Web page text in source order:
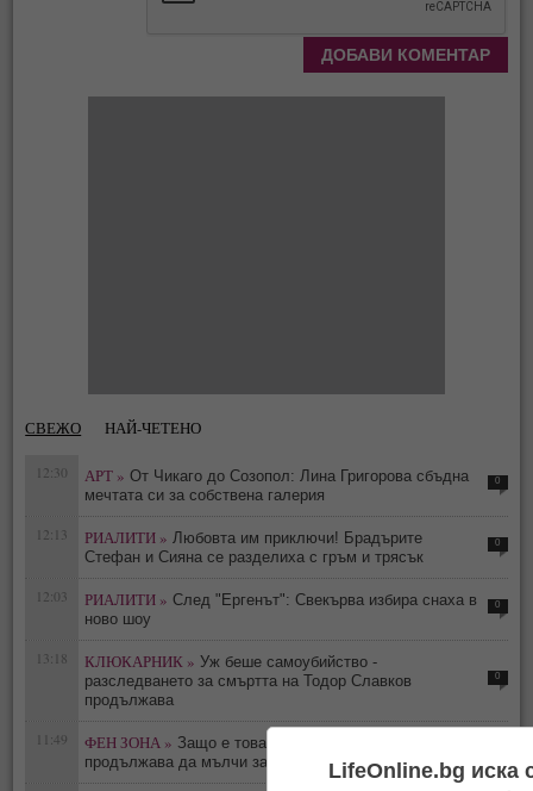
СВЕЖО НАЙ-ЧЕТЕНО
12:30 АРТ » От Чикаго до Созопол: Лина Григорова сбъдна
мечтата си за собствена галерия
0
12:13 РИАЛИТИ » Любовта им приключи! Брадърите
Стефан и Сияна се разделиха с гръм и трясък
0
12:03 РИАЛИТИ » След "Ергенът": Свекърва избира снаха в
ново шоу
0
13:18 КЛЮКАРНИК » Уж беше самоубийство -
разследването за смъртта на Тодор Славков
продължава
0
11:49 ФЕН ЗОНА » Защо е това мълчание: Саня Армутлиева
продължава да мълчи за раздялата с Дара?LifeOnline.bg иска